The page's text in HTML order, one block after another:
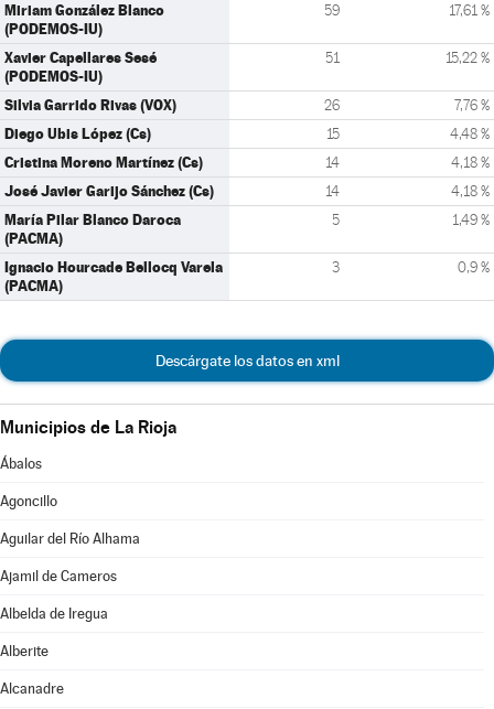
Miriam González Blanco
(PODEMOS-IU)
59 17,61 %
Xavier Capellares Sesé
(PODEMOS-IU)
51 15,22 %
Silvia Garrido Rivas (VOX) 26 7,76 %
Diego Ubis López (Cs) 15 4,48 %
Cristina Moreno Martínez (Cs) 14 4,18 %
José Javier Garijo Sánchez (Cs) 14 4,18 %
María Pilar Blanco Daroca
(PACMA)
5 1,49 %
Ignacio Hourcade Bellocq Varela
(PACMA)
3 0,9 %
Descárgate los datos en xml
Municipios de La Rioja
Ábalos
Agoncillo
Aguilar del Río Alhama
Ajamil de Cameros
Albelda de Iregua
Alberite
Alcanadre